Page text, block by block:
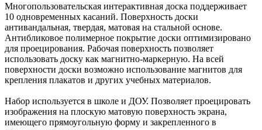
Многопользовательская интерактивная доска поддерживает
10 одновременных касаний. Поверхность доски
антивандальная, твердая, матовая на стальной основе.
Антибликовое полимерное покрытие доски оптимизировано
для проецирования. Рабочая поверхность позволяет
использовать доску как магнитно-маркерную. На всей
поверхности доски возможно использование магнитов для
крепления плакатов и других учебных материалов.
Набор используется в школе и ДОУ. Позволяет проецировать
изображения на плоскую матовую поверхность экрана,
имеющего прямоугольную форму и закрепленного в